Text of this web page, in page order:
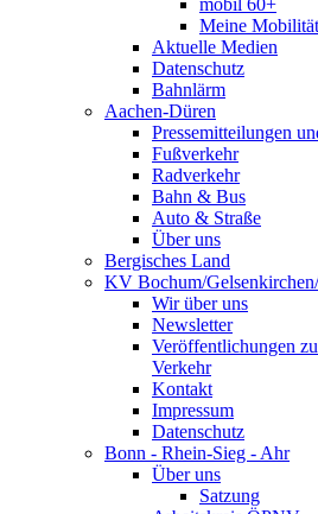
mobil 60+
Meine
Aktuelle Medien
Datenschutz
Bahnlärm
Aachen-Düren
Pressemitteilungen
Fußverkehr
Radverkehr
Bahn & Bus
Auto & Straße
Über uns
Bergisches Land
KV Bochum/
Wir über uns
Newsletter
Veröffentlichungen
Verkehr
Kontakt
Impressum
Datenschutz
Bonn - Rhein-Sieg - Ahr
Über uns
Satzung